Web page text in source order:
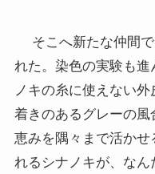
そこへ新たな仲間で
れた。染色の実験も
ノキの糸に使えない
着きのあるグレーの
恵みを隅々まで活か
れるシナノキが、な